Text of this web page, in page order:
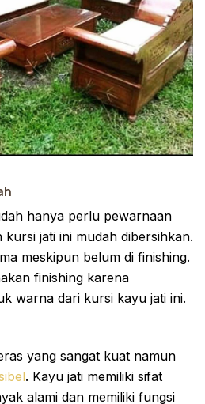
hanya perlu pewarnaan
kursi jati ini mudah dibersihkan.
meskipun belum di finishing.
finishing karena
warna dari kursi kayu jati ini.
yang sangat kuat namun
. Kayu jati memiliki sifat
alami dan memiliki fungsi